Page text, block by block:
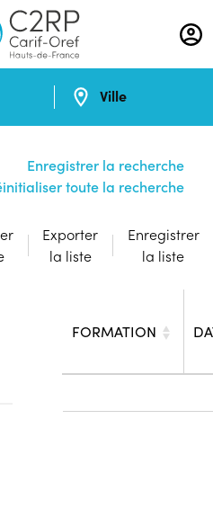
Aller
au
contenu
Ville
Enregistrer la recherche
toute la recherche
Exporter
la liste
Enregistrer
la liste
FORMATION